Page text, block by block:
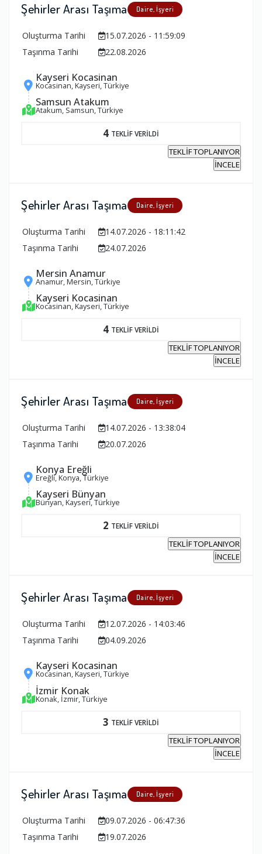
Şehirler Arası Taşıma Daire, İşyeri
Oluşturma Tarihi
15.07.2026 - 11:59:09
Taşınma Tarihi
22.08.2026
Kayseri Kocasinan
Kocasinan, Kayseri, Türkiye
Samsun Atakum
Atakum, Samsun, Türkiye
4 TEKLİF VERİLDİ
TEKLİF TOPLANIYOR
İNCELE
Şehirler Arası Taşıma Daire, İşyeri
Oluşturma Tarihi
14.07.2026 - 18:11:42
Taşınma Tarihi
24.07.2026
Mersin Anamur
Anamur, Mersin, Türkiye
Kayseri Kocasinan
Kocasinan, Kayseri, Türkiye
4 TEKLİF VERİLDİ
TEKLİF TOPLANIYOR
İNCELE
Şehirler Arası Taşıma Daire, İşyeri
Oluşturma Tarihi
14.07.2026 - 13:38:04
Taşınma Tarihi
20.07.2026
Konya Ereğli
Ereğli, Konya, Türkiye
Kayseri Bünyan
Bünyan, Kayseri, Türkiye
2 TEKLİF VERİLDİ
TEKLİF TOPLANIYOR
İNCELE
Şehirler Arası Taşıma Daire, İşyeri
Oluşturma Tarihi
12.07.2026 - 14:03:46
Taşınma Tarihi
04.09.2026
Kayseri Kocasinan
Kocasinan, Kayseri, Türkiye
İzmir Konak
Konak, İzmir, Türkiye
3 TEKLİF VERİLDİ
TEKLİF TOPLANIYOR
İNCELE
Şehirler Arası Taşıma Daire, İşyeri
Oluşturma Tarihi
09.07.2026 - 06:47:36
Taşınma Tarihi
19.07.2026